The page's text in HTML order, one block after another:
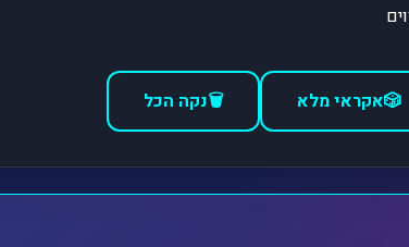
🎲אקראי מלא 🗑️נקה הכל